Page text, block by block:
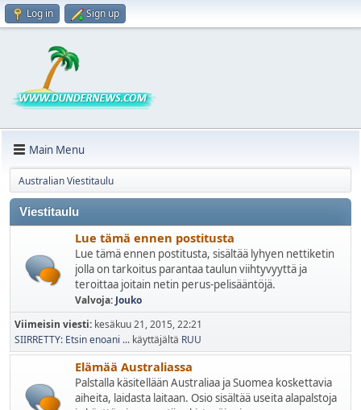
Log in Sign up
Main Menu
Australian Viestitaulu
Viestitaulu
Lue tämä ennen postitusta
Lue tämä ennen postitusta, sisältää lyhyen nettiketin
jolla on tarkoitus parantaa taulun viihtyvyyttä ja
teroittaa joitain netin perus-pelisääntöjä.
Valvoja: Jouko
Viimeisin viesti: kesäkuu 21, 2015, 22:21
SIIRRETTY: Etsin enoani ... käyttäjältä RUU
Elämää Australiassa
Palstalla käsitellään Australiaa ja Suomea koskettavia
aiheita, laidasta laitaan. Osio sisältää useita alapalstoja